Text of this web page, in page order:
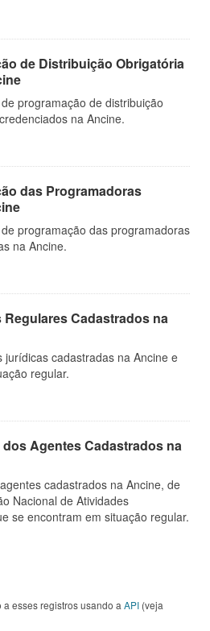
de Distribuição Obrigatória
programação de distribuição
na Ancine.
das Programadoras
programação das programadoras
na Ancine.
Cadastrados na
jurídicas cadastradas na Ancine e
regular.
Agentes Cadastrados na
cadastrados na Ancine, de
Nacional de Atividades
se encontram em situação regular.
esses registros usando a API (veja